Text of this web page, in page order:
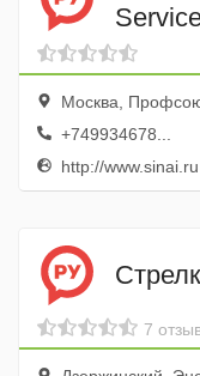
Москва,
+749934678...
http://www.sinai.ru
7